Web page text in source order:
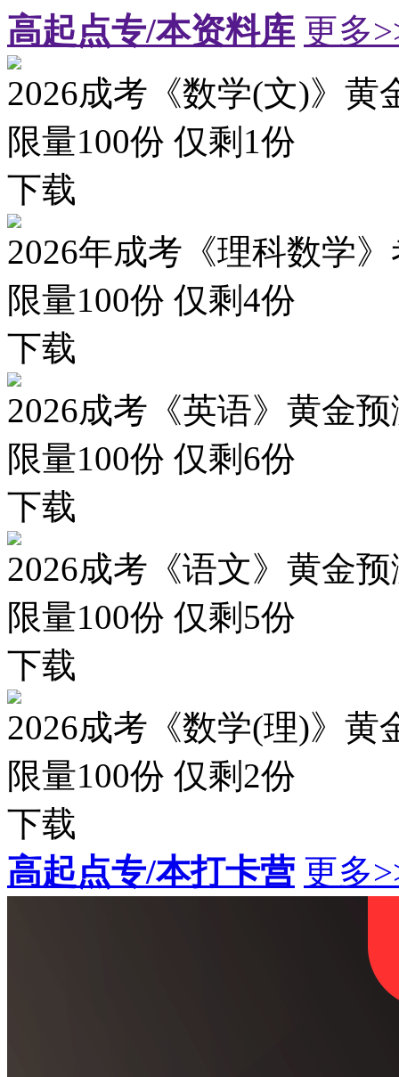
高起点专/本资料库 更多
2026成考《数学(文)》黄
限量100份 仅剩 1份
下载
2026年成考《理科数学
限量100份 仅剩4份
下载
2026成考《英语》黄金
限量100份 仅剩 6份
下载
2026成考《语文》黄金
限量100份 仅剩 5份
下载
2026成考《数学(理)》黄
限量100份 仅剩 2份
下载
高起点专/本打卡营 更多